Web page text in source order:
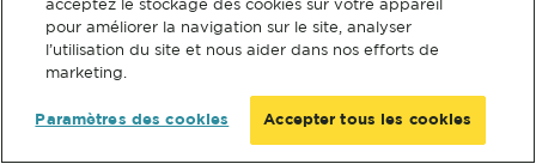
acceptez le stockage des cookies sur votre appareil
pour améliorer la navigation sur le site, analyser
l’utilisation du site et nous aider dans nos efforts de
marketing.
Paramètres des cookies Accepter tous les cookies